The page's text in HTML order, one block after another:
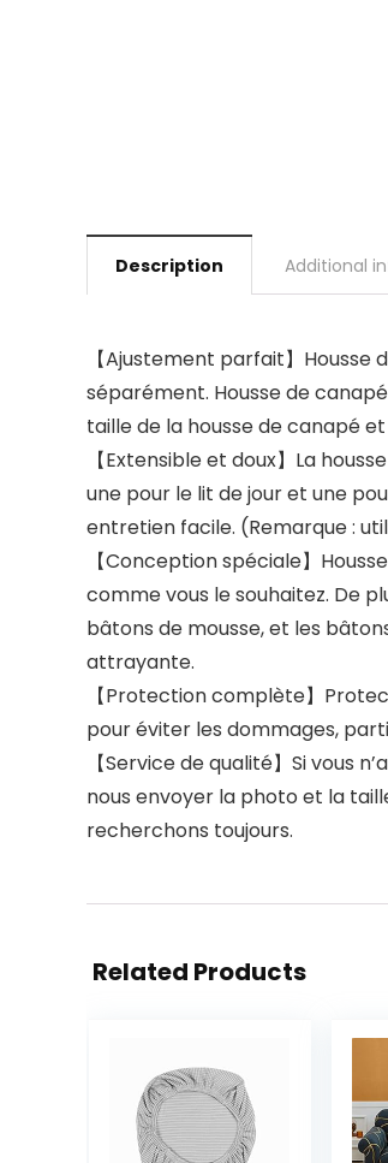
Description Additional
【Ajustement parfait】
séparément. Housse de
taille de la housse de canapé
【Extensible et doux】La
une pour le lit de jour et une
entretien facile. (Remarque :
【Conception spéciale】
comme vous le souhaitez. De
bâtons de mousse, et les
attrayante.
【Protection complète】
pour éviter les dommages,
【Service de qualité】Si vous
nous envoyer la photo et la
recherchons toujours.
Related Products